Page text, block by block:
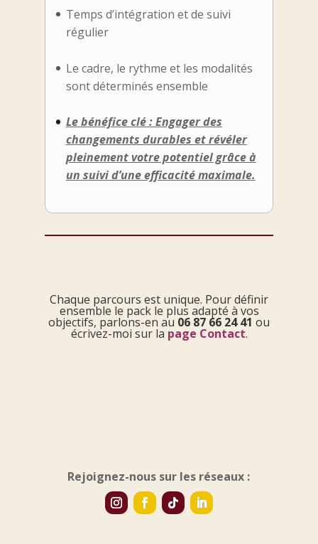
Temps d’intégration et de suivi
régulier
Le cadre, le rythme et les modalités
sont déterminés ensemble
Le bénéfice clé : Engager des
changements durables et révéler
pleinement votre potentiel grâce à
un suivi d’une efficacité maximale.
Chaque parcours est unique. Pour définir
ensemble le pack le plus adapté à vos
objectifs, parlons-en au 06 87 66 24 41 ou
écrivez-moi sur la page Contact.
Rejoignez-nous sur les réseaux :